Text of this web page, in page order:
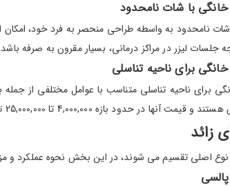
با شات نامحدود
شات نامحدود به واسطه طراحی منحصر به فرد خود،
جلسات لیزر در مراکز درمانی، بسیار مقرون به صرفه
برای ناحیه تناسلی
تومان بوده و که مناسب برای انواع پوست و مو، با کارایی مطلوب در کاهش موهای زائد می باشد .
زائد